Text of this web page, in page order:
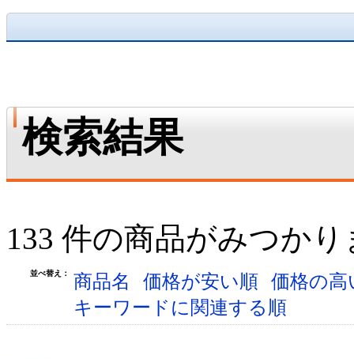
検索結果
133 件の商品がみつか
並べ替え： 商品名 価格が安い順 価格の
キーワードに関連する順